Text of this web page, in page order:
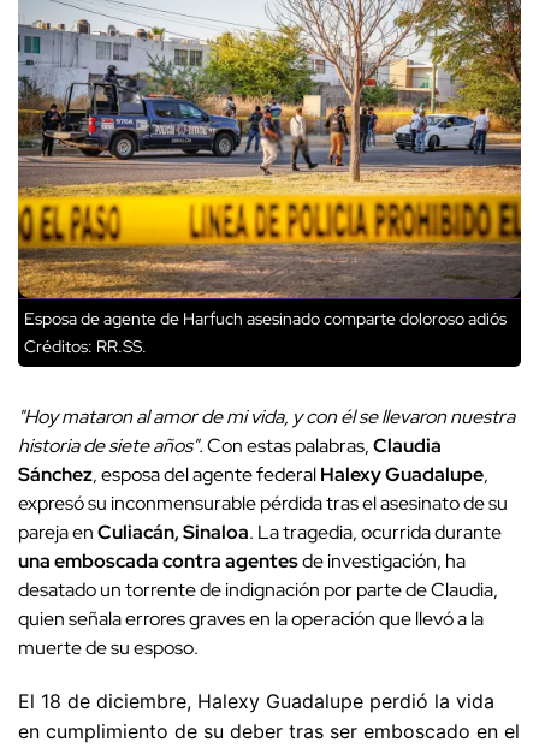
Esposa de agente de Harfuch asesinado comparte doloroso adiós
Créditos: RR.SS.
"Hoy mataron al amor de mi vida, y con él se llevaron nuestra
historia de siete años".Con estas palabras,Claudia
Sánchez, esposa del agente federalHalexy Guadalupe,
expresó su inconmensurable pérdida tras el asesinato de su
pareja enCuliacán, Sinaloa. La tragedia, ocurrida durante
una emboscada contra agentesde investigación, ha
desatado un torrente de indignación por parte de Claudia,
quien señala errores graves en la operación que llevó a la
muerte de su esposo.
El 18 de diciembre, Halexy Guadalupe perdió la vida
en cumplimiento de su deber tras ser emboscado en el